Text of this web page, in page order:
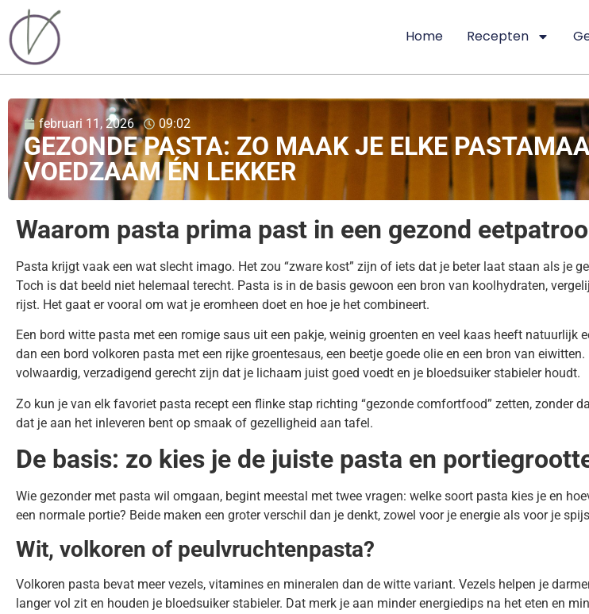
Home Recepten
februari 11, 2026 09:02
GEZONDE PASTA: ZO MAAK JE ELKE
VOEDZAAM ÉN LEKKER
Waarom pasta prima past in een gezond
Pasta krijgt vaak een wat slecht imago. Het zou “zware kost” zijn of iets dat je beter laat staan als je
Toch is dat beeld niet helemaal terecht. Pasta is in de basis gewoon een bron van koolhydraten,
rijst. Het gaat er vooral om wat je eromheen doet en hoe je het combineert.
Een bord witte pasta met een romige saus uit een pakje, weinig groenten en veel kaas heeft natuurlijk
dan een bord volkoren pasta met een rijke groentesaus, een beetje goede olie en een bron van
volwaardig, verzadigend gerecht zijn dat je lichaam juist goed voedt en je bloedsuiker stabieler houdt.
Zo kun je van elk favoriet pasta recept een flinke stap richting “gezonde comfortfood” zetten, zonder
dat je aan het inleveren bent op smaak of gezelligheid aan tafel.
De basis: zo kies je de juiste pasta en
Wie gezonder met pasta wil omgaan, begint meestal met twee vragen: welke soort pasta kies je en
een normale portie? Beide maken een groter verschil dan je denkt, zowel voor je energie als voor je
Wit, volkoren of peulvruchtenpasta?
Volkoren pasta bevat meer vezels, vitamines en mineralen dan de witte variant. Vezels helpen je
langer vol zit en houden je bloedsuiker stabieler. Dat merk je aan minder energiedips na het eten en